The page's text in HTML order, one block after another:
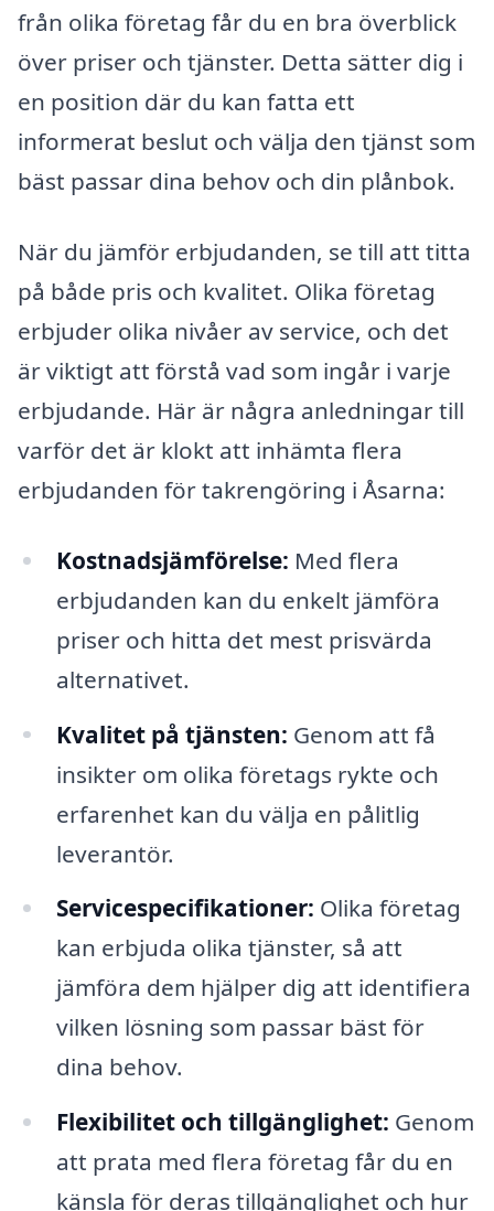
från olika företag får du en bra överblick
över priser och tjänster. Detta sätter dig i
en position där du kan fatta ett
informerat beslut och välja den tjänst som
bäst passar dina behov och din plånbok.
När du jämför erbjudanden, se till att titta
på både pris och kvalitet. Olika företag
erbjuder olika nivåer av service, och det
är viktigt att förstå vad som ingår i varje
erbjudande. Här är några anledningar till
varför det är klokt att inhämta flera
erbjudanden för takrengöring i Åsarna:
Kostnadsjämförelse: Med flera
erbjudanden kan du enkelt jämföra
priser och hitta det mest prisvärda
alternativet.
Kvalitet på tjänsten: Genom att få
insikter om olika företags rykte och
erfarenhet kan du välja en pålitlig
leverantör.
Servicespecifikationer: Olika företag
kan erbjuda olika tjänster, så att
jämföra dem hjälper dig att identifiera
vilken lösning som passar bäst för
dina behov.
Flexibilitet och tillgänglighet: Genom
att prata med flera företag får du en
känsla för deras tillgänglighet och hur